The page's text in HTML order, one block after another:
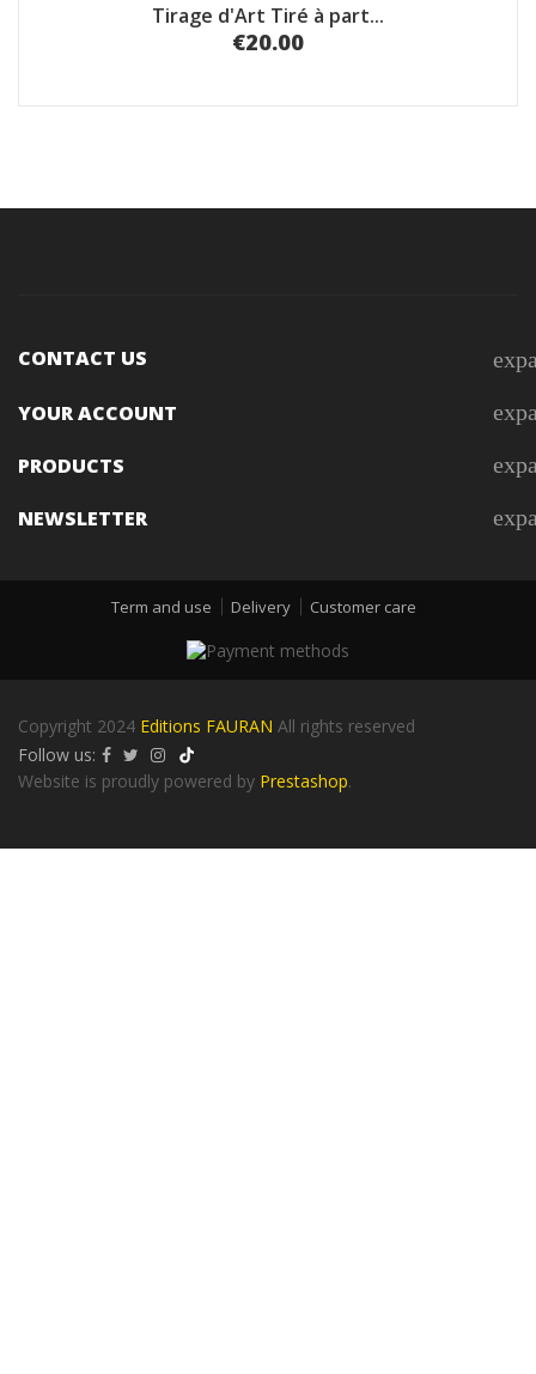
Tirage d'Art Tiré à part...
€20.00
CONTACT US
YOUR ACCOUNT
PRODUCTS
NEWSLETTER
Term and use Delivery Customer care
Copyright 2024 Editions FAURAN All rights reserved
Follow us:
Website is proudly powered by Prestashop.